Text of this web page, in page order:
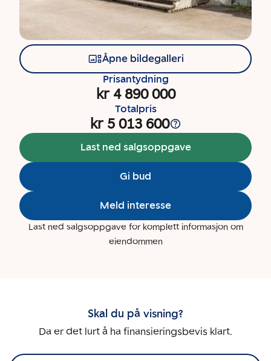
Åpne bildegalleri
Prisantydning
kr 4 890 000
Totalpris
kr 5 013 600
Last ned salgsoppgave
Gi bud
Meld interesse
Last ned salgsoppgave for komplett informasjon om
eiendommen
Skal du på visning?
Da er det lurt å ha finansieringsbevis klart.